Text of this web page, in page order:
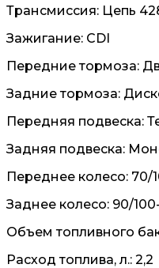
Трансмиссия: Цепь
Зажигание: CDI
Передние тормоза:
Задние тормоза:
Передняя подвеска:
Задняя подвеска:
Переднее колесо: 70/
Заднее колесо: 90/
Объем топливного
Расход топлива, л.: 2,2